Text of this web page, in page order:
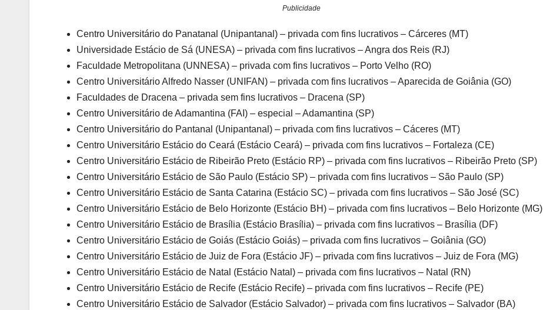
Publicidade
Centro Universitário do Panatanal (Unipantanal) – privada com fins lucrativos – Cárceres (MT)
Universidade Estácio de Sá (UNESA) – privada com fins lucrativos – Angra dos Reis (RJ)
Faculdade Metropolitana (UNNESA) – privada com fins lucrativos – Porto Velho (RO)
Centro Universitário Alfredo Nasser (UNIFAN) – privada com fins lucrativos – Aparecida de Goiânia (GO)
Faculdades de Dracena – privada sem fins lucrativos – Dracena (SP)
Centro Universitário de Adamantina (FAI) – especial – Adamantina (SP)
Centro Universitário do Pantanal (Unipantanal) – privada com fins lucrativos – Cáceres (MT)
Centro Universitário Estácio do Ceará (Estácio Ceará) – privada com fins lucrativos – Fortaleza (CE)
Centro Universitário Estácio de Ribeirão Preto (Estácio RP) – privada com fins lucrativos – Ribeirão Preto (SP)
Centro Universitário Estácio de São Paulo (Estácio SP) – privada com fins lucrativos – São Paulo (SP)
Centro Universitário Estácio de Santa Catarina (Estácio SC) – privada com fins lucrativos – São José (SC)
Centro Universitário Estácio de Belo Horizonte (Estácio BH) – privada com fins lucrativos – Belo Horizonte (MG)
Centro Universitário Estácio de Brasília (Estácio Brasília) – privada com fins lucrativos – Brasília (DF)
Centro Universitário Estácio de Goiás (Estácio Goiás) – privada com fins lucrativos – Goiânia (GO)
Centro Universitário Estácio de Juiz de Fora (Estácio JF) – privada com fins lucrativos – Juiz de Fora (MG)
Centro Universitário Estácio de Natal (Estácio Natal) – privada com fins lucrativos – Natal (RN)
Centro Universitário Estácio de Recife (Estácio Recife) – privada com fins lucrativos – Recife (PE)
Centro Universitário Estácio de Salvador (Estácio Salvador) – privada com fins lucrativos – Salvador (BA)